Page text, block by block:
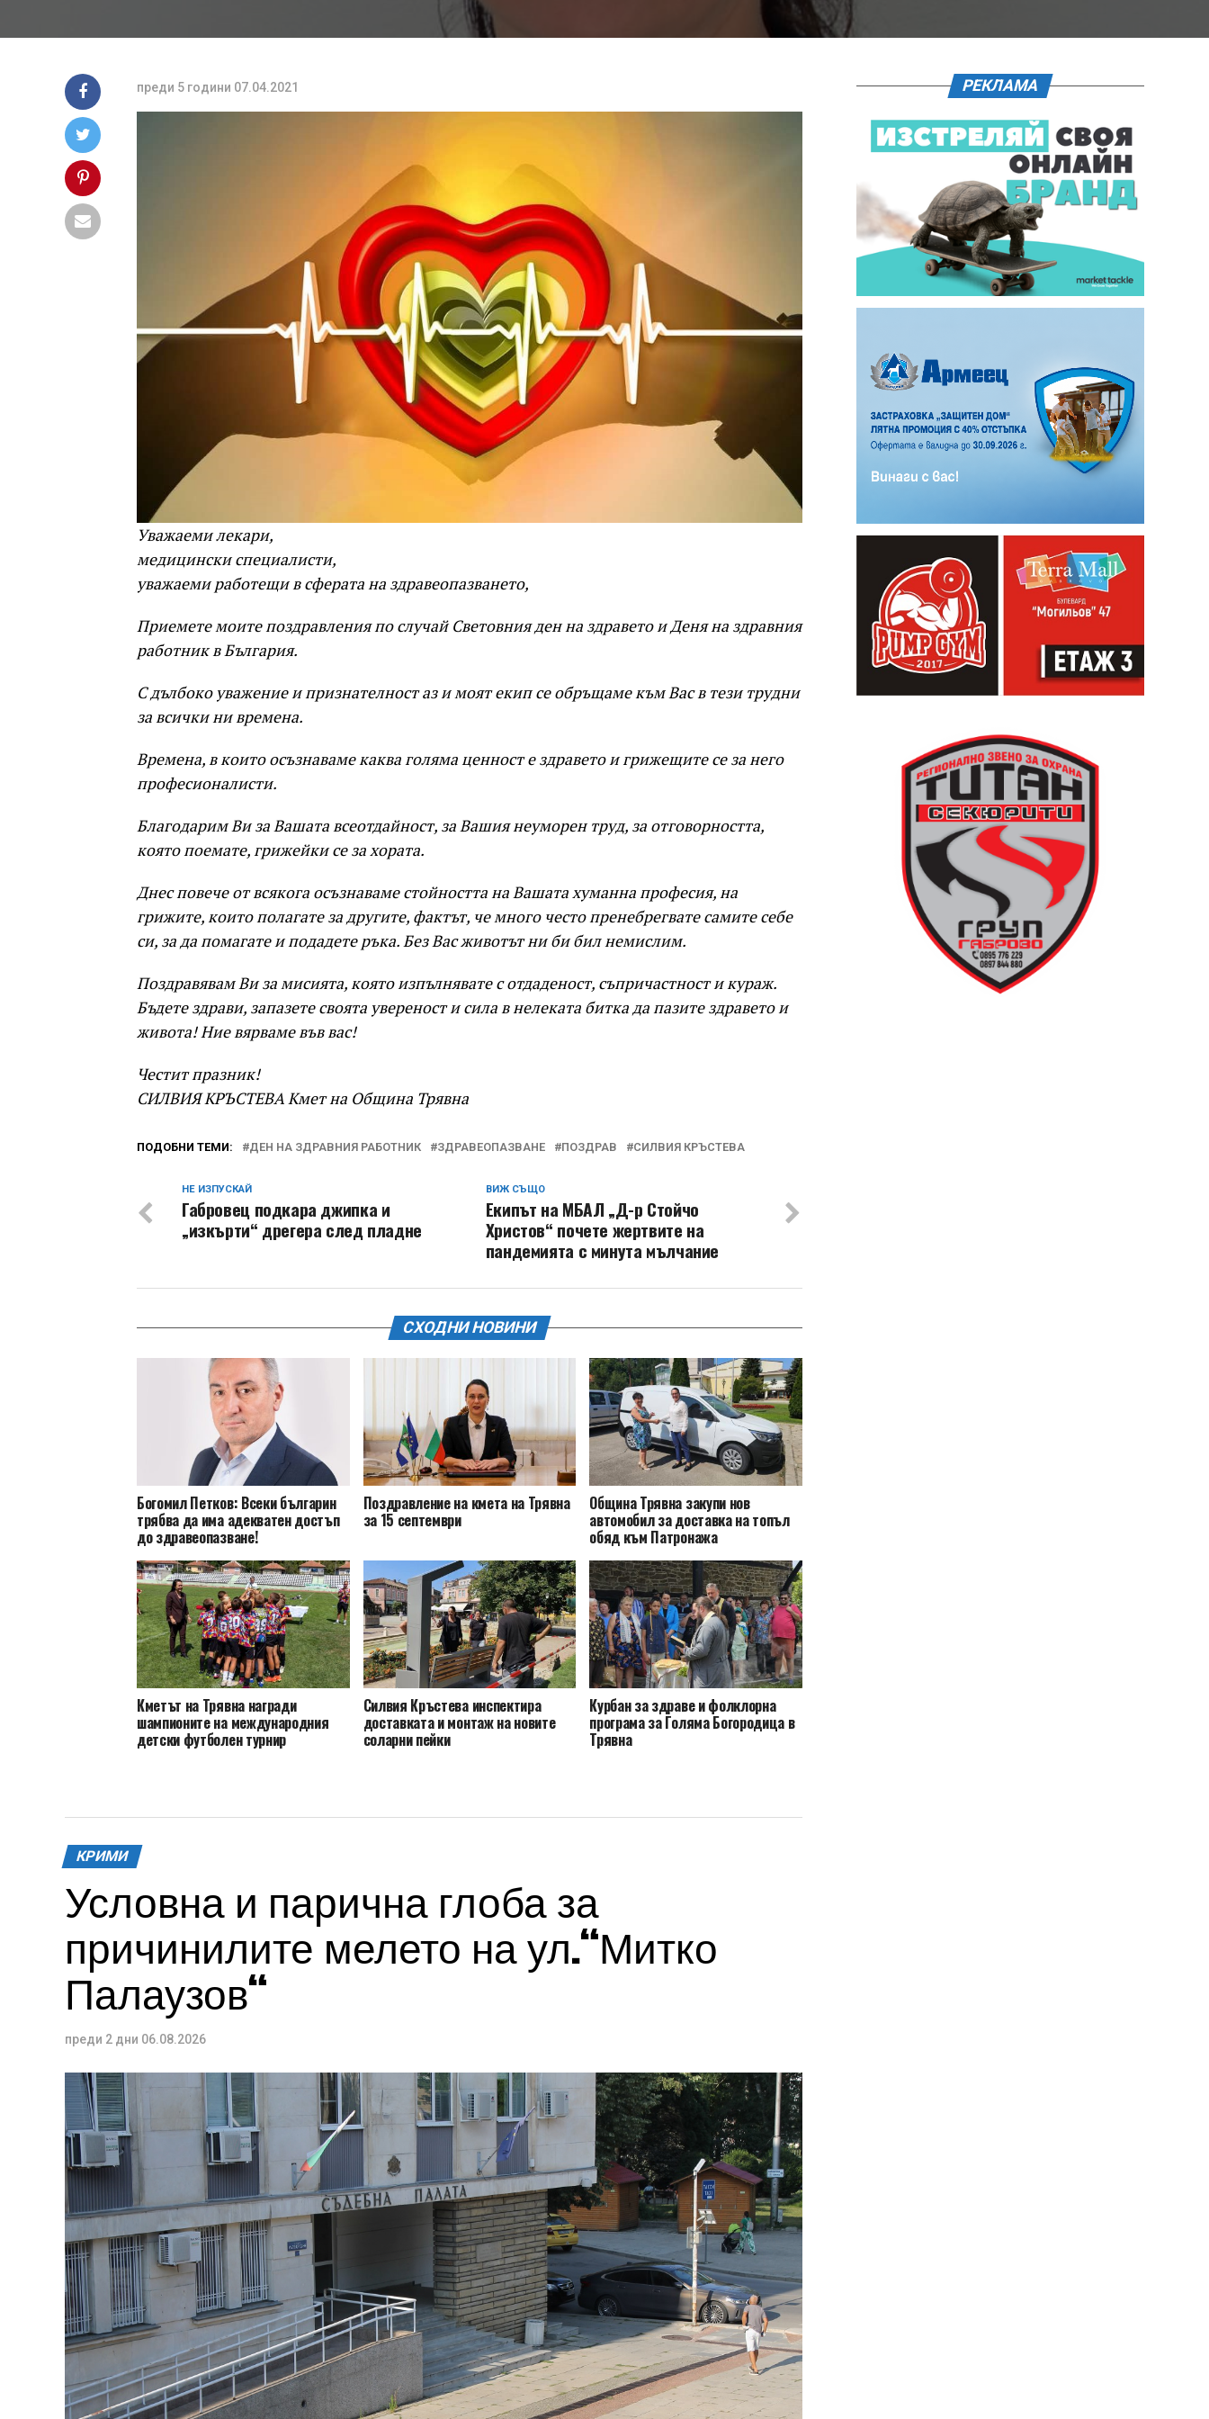
преди 5 години 07.04.2021
Уважаеми лекари,
медицински специалисти,
уважаеми работещи в сферата на здравеопазването,
Приемете моите поздравления по случай Световния ден на здравето и Деня на здравния
работник в България.
С дълбоко уважение и признателност аз и моят екип се обръщаме към Вас в тези трудни
за всички ни времена.
Времена, в които осъзнаваме каква голяма ценност е здравето и грижещите се за него
професионалисти.
Благодарим Ви за Вашата всеотдайност, за Вашия неуморен труд, за отговорността,
която поемате, грижейки се за хората.
Днес повече от всякога осъзнаваме стойността на Вашата хуманна професия, на
грижите, които полагате за другите, фактът, че много често пренебрегвате самите себе
си, за да помагате и подадете ръка. Без Вас животът ни би бил немислим.
Поздравявам Ви за мисията, която изпълнявате с отдаденост, съпричастност и кураж.
Бъдете здрави, запазете своята увереност и сила в нелеката битка да пазите здравето и
живота! Ние вярваме във вас!
Честит празник!
СИЛВИЯ КРЪСТЕВА Кмет на Община Трявна
ПОДОБНИ ТЕМИ: ДЕН НА ЗДРАВНИЯ РАБОТНИК ЗДРАВЕОПАЗВАНЕ ПОЗДРАВ СИЛВИЯ КРЪСТЕВА
ВИЖ СЪЩО
Екипът на МБАЛ „Д-р Стойчо
Христов“ почете жертвите на
пандемията с минута мълчание
НЕ ИЗПУСКАЙ
Габровец подкара джипка и
„изкърти“ дрегера след пладне
СХОДНИ НОВИНИ
Богомил Петков: Всеки българин
трябва да има адекватен достъп
до здравеопазване!
Поздравление на кмета на Трявна
за 15 септември
Община Трявна закупи нов
автомобил за доставка на топъл
обяд към Патронажа
Кметът на Трявна награди
шампионите на международния
детски футболен турнир
Силвия Кръстева инспектира
доставката и монтаж на новите
соларни пейки
Курбан за здраве и фолклорна
програма за Голяма Богородица в
Трявна
КРИМИ
Условна и парична глоба за
причинилите мелето на ул.“Митко
Палаузов“
преди 2 дни 06.08.2026
РЕКЛАМА